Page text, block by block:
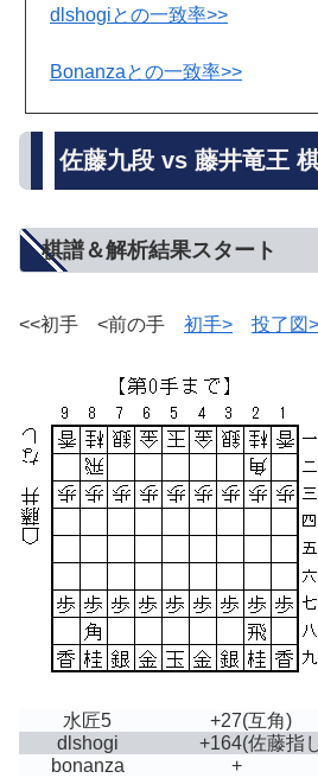
dlshogiとの一致率>>
Bonanzaとの一致率>>
佐藤九段 vs 藤井竜王
棋譜＆解析結果スタート
<<初手 <前の手 初手> 投了図
水匠5 +27(互角)
dlshogi
+164(佐藤指
bonanza
+